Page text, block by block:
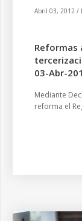
Abril 03, 2012 /
Reformas
03-Abr-
Mediante
reforma el